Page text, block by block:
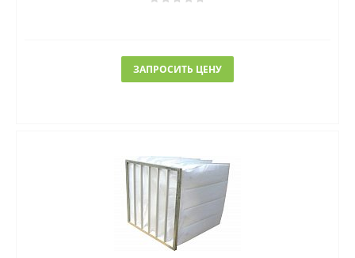
ЗАПРОСИТЬ ЦЕНУ